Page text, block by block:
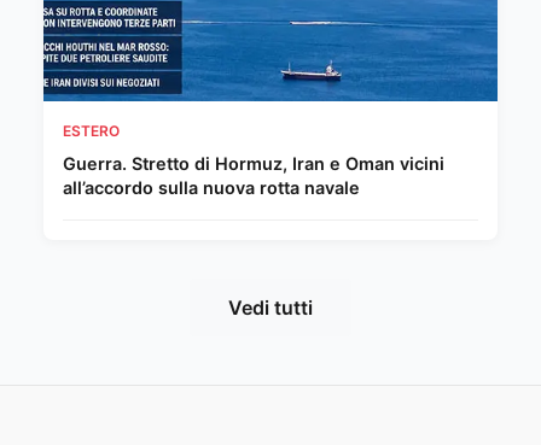
ESTERO
Guerra. Stretto di Hormuz, Iran e Oman vicini
all’accordo sulla nuova rotta navale
Vedi tutti